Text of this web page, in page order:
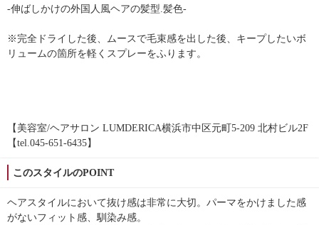
-伸ばしかけの外国人風ヘアの髪型.髪色-
※完全ドライした後、ムースで毛束感を出した後、キープしたいボ
リュームの箇所を軽くスプレーをふります。
【美容室/ヘアサロン LUMDERICA横浜市中区元町5-209 北村ビル2F
【tel.045-651-6435】
このスタイルのPOINT
ヘアスタイルにおいて抜け感は非常に大切。パーマをかけました感
がないフィット感、馴染み感。